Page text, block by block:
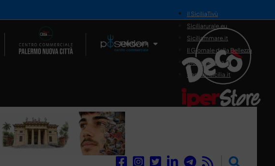
Il Network
il SiciliaTivù
Siciliarurale.eu
Siciliammare.it
Il Giornale della Bellezza
Siciliamedica.it
Sanitainsicilia.it